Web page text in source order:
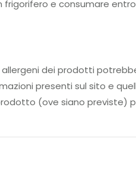
frigorifero e consumare
allergeni dei prodotti
presenti sul sito e
(ove siano previste)